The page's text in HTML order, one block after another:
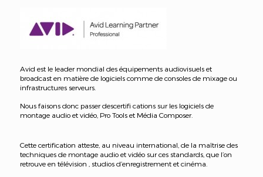
Avid est le leader mondial des équipements audiovisuels et
broadcast en matière de logiciels comme de consoles de mixage ou
infrastructures serveurs.
Nous faisons donc passer descertifi cations sur les logiciels de
montage audio et vidéo, Pro Tools et Média Composer.
Cette certification atteste, au niveau international, de la maîtrise des
techniques de montage audio et vidéo sur ces standards, que l’on
retrouve en télévision , studios d’enregistrement et cinéma.